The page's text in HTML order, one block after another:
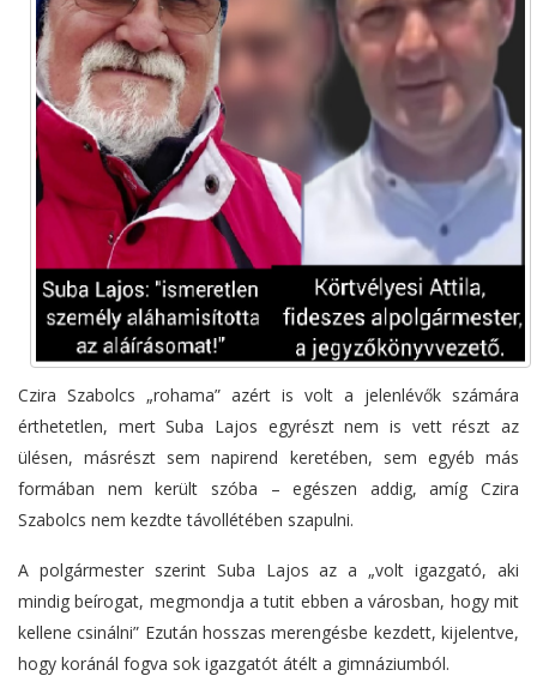
Czira Szabolcs „rohama” azért is volt a jelenlévők számára
érthetetlen, mert Suba Lajos egyrészt nem is vett részt az
ülésen, másrészt sem napirend keretében, sem egyéb más
formában nem került szóba – egészen addig, amíg Czira
Szabolcs nem kezdte távollétében szapulni.
A polgármester szerint Suba Lajos az a „volt igazgató, aki
mindig beírogat, megmondja a tutit ebben a városban, hogy mit
kellene csinálni” Ezután hosszas merengésbe kezdett, kijelentve,
hogy koránál fogva sok igazgatót átélt a gimnáziumból.